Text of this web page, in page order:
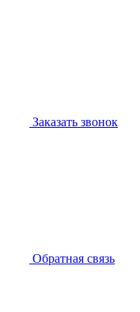
Заказать звонок
Обратная связь